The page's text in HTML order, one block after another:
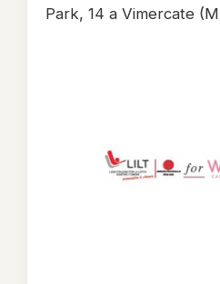
Park, 14 a Vimercate